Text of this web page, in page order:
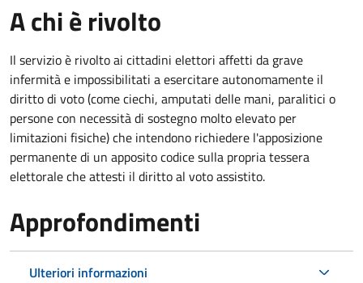
A chi è rivolto
Il servizio è rivolto ai cittadini elettori affetti da grave
infermità e impossibilitati a esercitare autonomamente il
diritto di voto (come ciechi, amputati delle mani, paralitici o
persone con necessità di sostegno molto elevato per
limitazioni fisiche) che intendono richiedere l'apposizione
permanente di un apposito codice sulla propria tessera
elettorale che attesti il diritto al voto assistito.
Approfondimenti
Ulteriori informazioni